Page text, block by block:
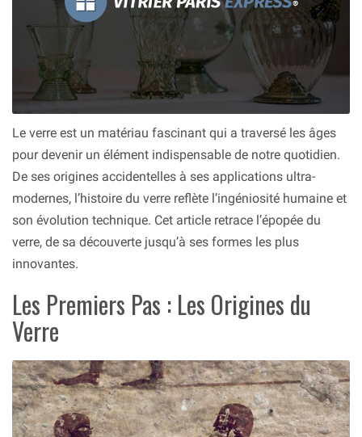
Le verre est un matériau fascinant qui a traversé les âges
pour devenir un élément indispensable de notre quotidien.
De ses origines accidentelles à ses applications ultra-
modernes, l’histoire du verre reflète l’ingéniosité humaine et
son évolution technique. Cet article retrace l’épopée du
verre, de sa découverte jusqu’à ses formes les plus
innovantes.
Les Premiers Pas : Les Origines du
Verre